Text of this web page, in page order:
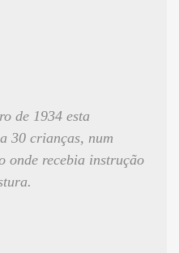
de 1934 esta
30 crianças, num
onde recebia instrução